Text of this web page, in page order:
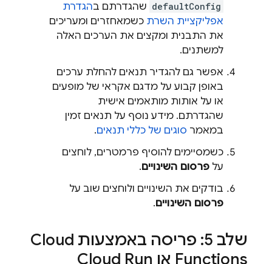
defaultConfig שהגדרתם בהגדרת
אפליקציית השרת כשמאחזרים ומעריכים
את התבנית ומקצים את הערכים האלה
למשתנים.
אפשר גם להגדיר תנאים להחלת ערכים
באופן קבוע על מדגם אקראי של מופעים
או על אותות מותאמים אישית
שהגדרתם. מידע נוסף על תנאים זמין
במאמר סוגים של כללי תנאים.
כשמסיימים להוסיף פרמטרים, לוחצים
על פרסום השינויים.
בודקים את השינויים ולוחצים שוב על
פרסום השינויים.
שלב 5: פריסה באמצעות
Cloud
Functions או Cloud Run